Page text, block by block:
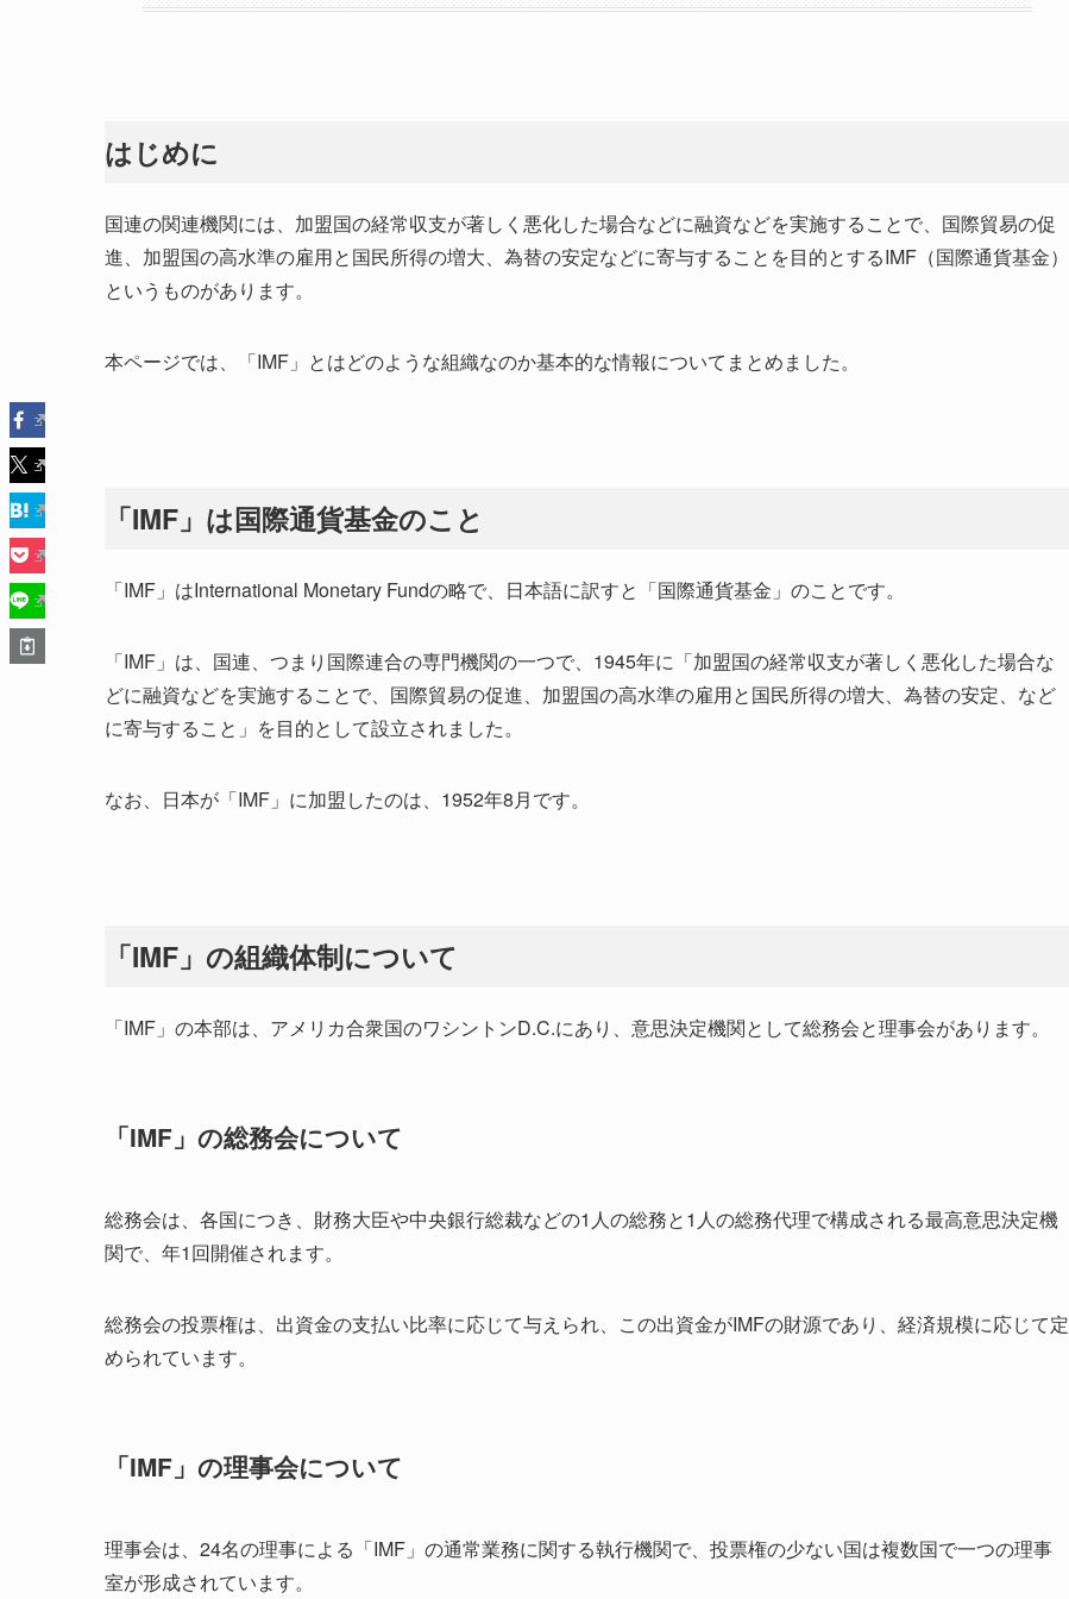
はじめに
国連の関連機関には、加盟国の経常収支が著しく悪化した場合などに融資などを実施することで、国際貿易の促
進、加盟国の高水準の雇用と国民所得の増大、為替の安定などに寄与することを目的とするIMF（国際通貨基金）
というものがあります。
本ページでは、「IMF」とはどのような組織なのか基本的な情報についてまとめました。
「IMF」は国際通貨基金のこと
「IMF」はInternational Monetary Fundの略で、日本語に訳すと「国際通貨基金」のことです。
「IMF」は、国連、つまり国際連合の専門機関の一つで、1945年に「加盟国の経常収支が著しく悪化した場合な
どに融資などを実施することで、国際貿易の促進、加盟国の高水準の雇用と国民所得の増大、為替の安定、など
に寄与すること」を目的として設立されました。
なお、日本が「IMF」に加盟したのは、1952年8月です。
「IMF」の組織体制について
「IMF」の本部は、アメリカ合衆国のワシントンD.C.にあり、意思決定機関として総務会と理事会があります。
「IMF」の総務会について
総務会は、各国につき、財務大臣や中央銀行総裁などの1人の総務と1人の総務代理で構成される最高意思決定機
関で、年1回開催されます。
総務会の投票権は、出資金の支払い比率に応じて与えられ、この出資金がIMFの財源であり、経済規模に応じて定
められています。
「IMF」の理事会について
理事会は、24名の理事による「IMF」の通常業務に関する執行機関で、投票権の少ない国は複数国で一つの理事
室が形成されています。